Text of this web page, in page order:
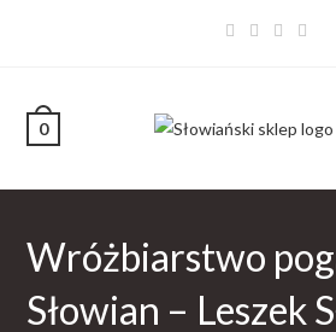
0
Wróżbiarstwo
Słowian – Leszek